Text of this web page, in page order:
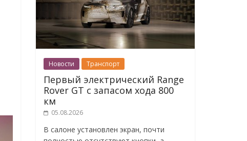
Новости Транспорт
Первый электрический Range
Rover GT с запасом хода 800
км
05.08.2026
В салоне установлен экран, почти